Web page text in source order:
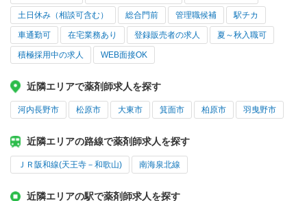
土日休み（相談可含む） 総合門前 管理職候補 駅チカ
車通勤可 在宅業務あり 登録販売者の求人 夏～秋入職可
積極採用中の求人 WEB面接OK
近隣エリアで薬剤師求人を探す
河内長野市 松原市 大東市 箕面市 柏原市 羽曳野市
近隣エリアの路線で薬剤師求人を探す
ＪＲ阪和線(天王寺－和歌山) 南海泉北線
近隣エリアの駅で薬剤師求人を探す